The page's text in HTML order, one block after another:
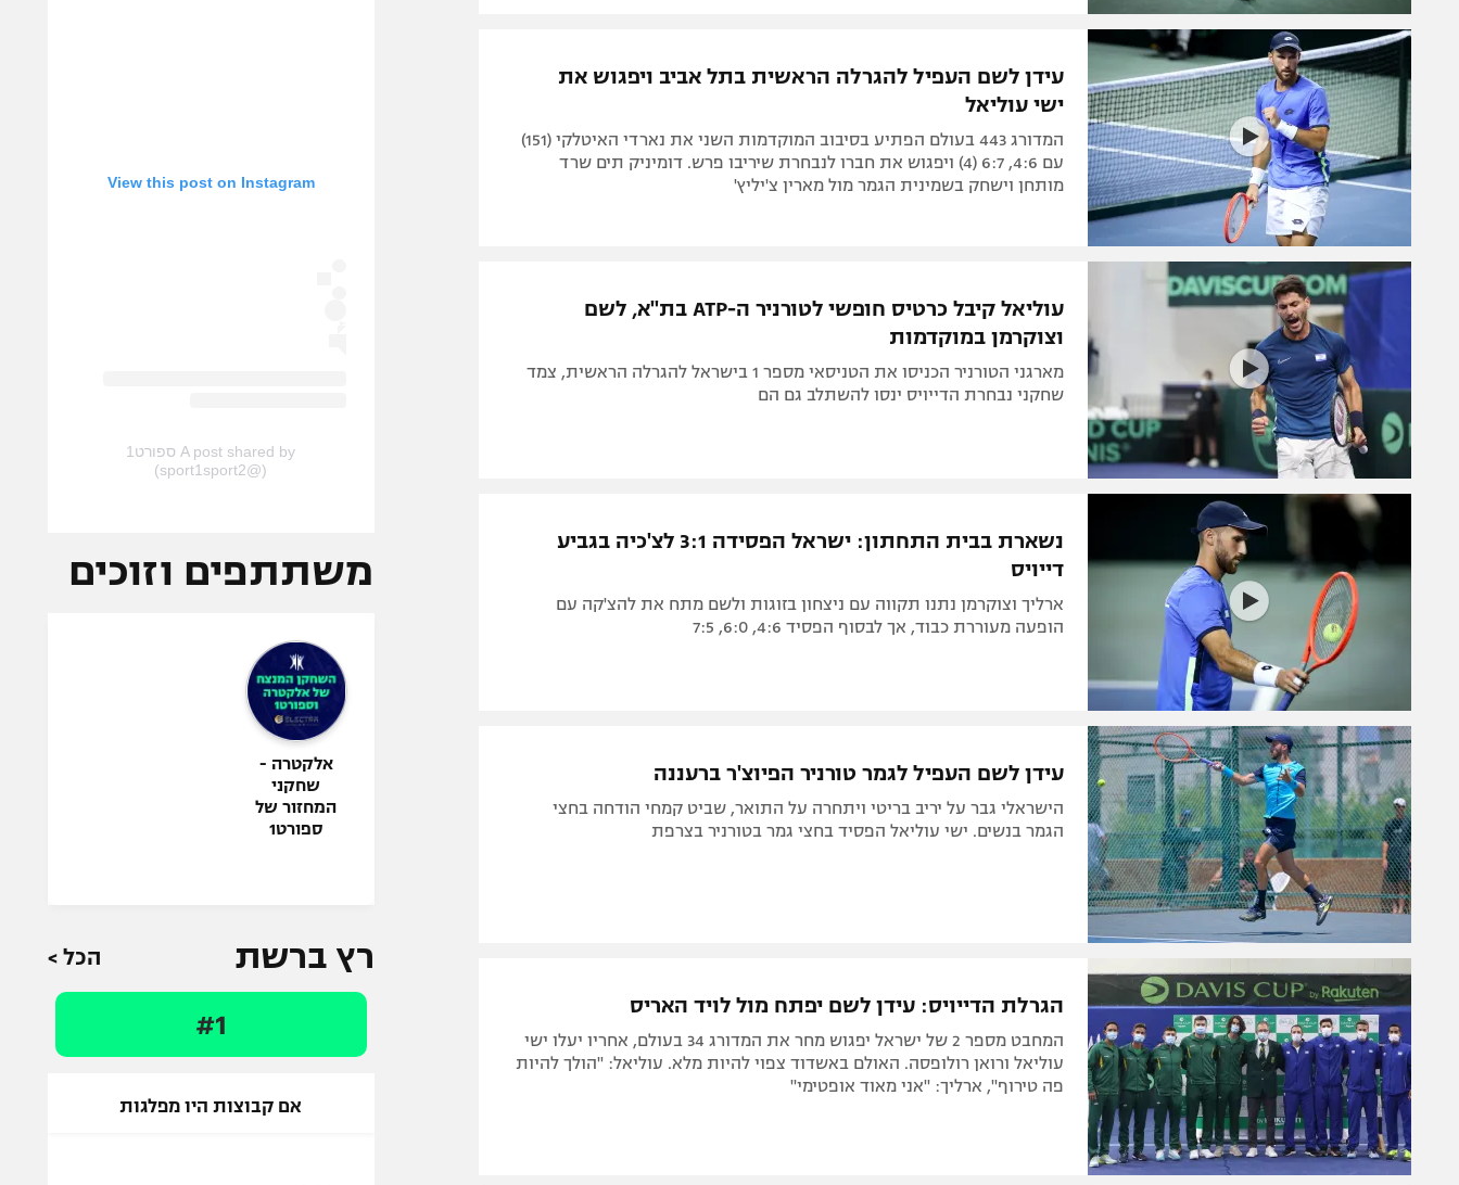
עידן לשם העפיל להגרלה הראשית בתל אביב ויפגוש את
ישי עוליאל
המדורג 443 בעולם הפתיע בסיבוב המוקדמות השני את נארדי האיטלקי (151)
עם 4:6, 6:7 (4) ויפגוש את חברו לנבחרת שיריבו פרש. דומיניק תים שרד
מותחן וישחק בשמינית הגמר מול מארין צ'יליץ'
עוליאל קיבל כרטיס חופשי לטורניר ה-ATP בת"א, לשם
וצוקרמן במוקדמות
מארגני הטורניר הכניסו את הטניסאי מספר 1 בישראל להגרלה הראשית, צמד
שחקני נבחרת הדייויס ינסו להשתלב גם הם
נשארת בבית התחתון: ישראל הפסידה 3:1 לצ'כיה בגביע
דייויס
ארליך וצוקרמן נתנו תקווה עם ניצחון בזוגות ולשם מתח את להצ'קה עם
הופעה מעוררת כבוד, אך לבסוף הפסיד 4:6, 6:0, 7:5
עידן לשם העפיל לגמר טורניר הפיוצ'ר ברעננה
הישראלי גבר על יריב בריטי ויתחרה על התואר, שביט קמחי הודחה בחצי
הגמר בנשים. ישי עוליאל הפסיד בחצי גמר בטורניר בצרפת
הגרלת הדייויס: עידן לשם יפתח מול לויד האריס
המחבט מספר 2 של ישראל יפגוש מחר את המדורג 34 בעולם, אחריו יעלו ישי
עוליאל ורואן רולופסה. האולם באשדוד צפוי להיות מלא. עוליאל: "הולך להיות
פה טירוף", ארליך: "אני מאוד אופטימי"
View this post on Instagram
A post shared by ספורט1
(@sport1sport2)
משתתפים וזוכים
אלקטרה -
שחקני
המחזור של
ספורט1
רץ ברשת הכל >
#1
אם קבוצות היו מפלגות